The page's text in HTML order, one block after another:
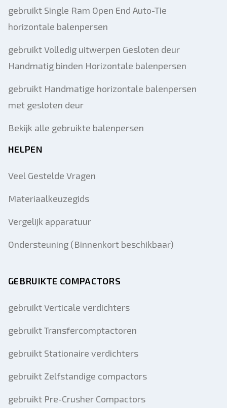
gebruikt Single Ram Open End Auto-Tie
horizontale balenpersen
gebruikt Volledig uitwerpen Gesloten deur
Handmatig binden Horizontale balenpersen
gebruikt Handmatige horizontale balenpersen
met gesloten deur
Bekijk alle gebruikte balenpersen
HELPEN
Veel Gestelde Vragen
Materiaalkeuzegids
Vergelijk apparatuur
Ondersteuning (Binnenkort beschikbaar)
GEBRUIKTE COMPACTORS
gebruikt Verticale verdichters
gebruikt Transfercomptactoren
gebruikt Stationaire verdichters
gebruikt Zelfstandige compactors
gebruikt Pre-Crusher Compactors